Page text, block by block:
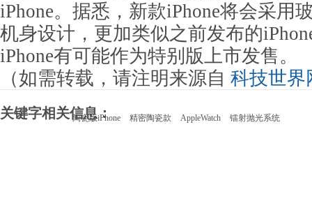
iPhone。据悉，新款iPhone将会采用
机身设计，更加类似之前发布的
iPhone有可能作为特别版上市发售。
（如需转载，请注明来源自 科技世界
关键字相关信息：
陶瓷版iPhone 精密陶瓷款 AppleWatch 镭射抛光系统